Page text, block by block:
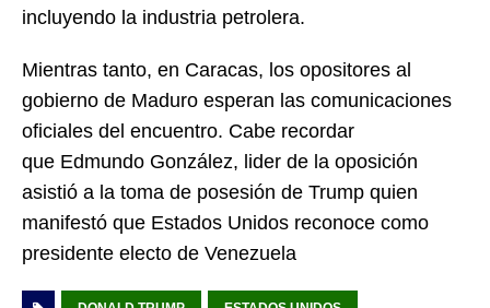
incluyendo la industria petrolera.
Mientras tanto, en Caracas, los opositores al
gobierno de Maduro esperan las comunicaciones
oficiales del encuentro. Cabe recordar
que Edmundo González, lider de la oposición
asistió a la toma de posesión de Trump quien
manifestó que Estados Unidos reconoce como
presidente electo de Venezuela